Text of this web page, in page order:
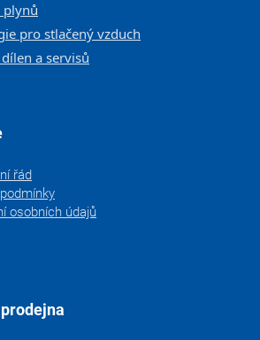
plynů
pro stlačený vzduch
a servisů
řád
osobních údajů